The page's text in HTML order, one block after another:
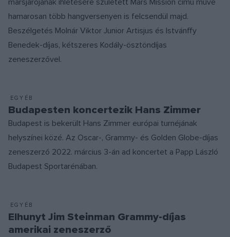
marsjárójának ihletésére született Mars Mission című műve
hamarosan több hangversenyen is felcsendül majd.
Beszélgetés Molnár Viktor Junior Artisjus és Istvánffy
Benedek-díjas, kétszeres Kodály-ösztöndíjas
zeneszerzővel.
EGYÉB
Budapesten koncertezik Hans Zimmer
Budapest is bekerült Hans Zimmer európai turnéjának
helyszínei közé. Az Oscar-, Grammy- és Golden Globe-díjas
zeneszerző 2022. március 3-án ad koncertet a Papp László
Budapest Sportarénában.
EGYÉB
Elhunyt Jim Steinman Grammy-díjas
amerikai zeneszerző